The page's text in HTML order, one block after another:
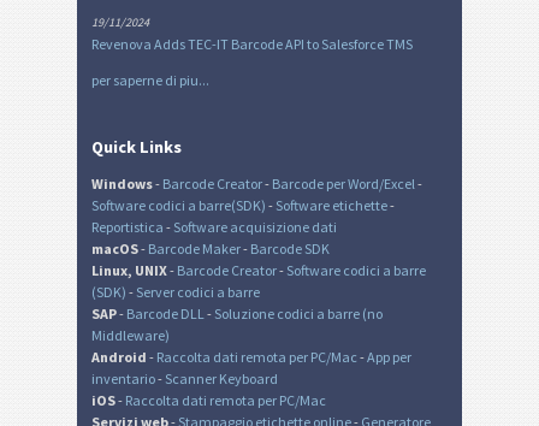
19/11/2024
Revenova Adds TEC-IT Barcode API to Salesforce TMS
per saperne di piu...
Quick Links
Windows- Barcode Creator- Barcode per Word/Excel-
Software codici a barre(SDK) - Software etichette-
Reportistica - Software acquisizione dati
macOS- Barcode Maker- Barcode SDK
Linux, UNIX- Barcode Creator- Software codici a barre
(SDK) - Server codici a barre
SAP- Barcode DLL- Soluzione codici a barre (no
Middleware)
Android - Raccolta dati remota per PC/Mac -App per
inventario- Scanner Keyboard
iOS- Raccolta dati remota per PC/Mac
Servizi web- Stampaggio etichette online- Generatore